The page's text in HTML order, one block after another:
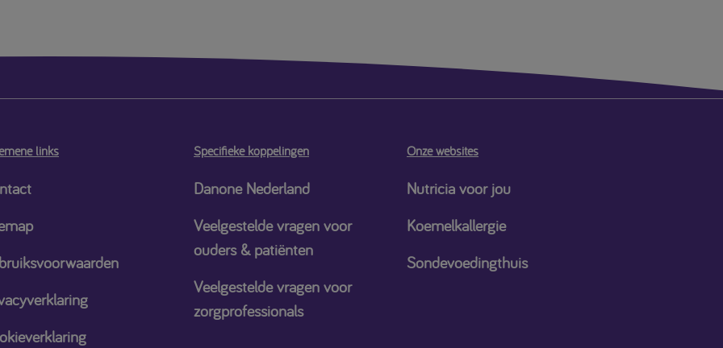
links Specifieke koppelingen
Danone Nederland
Veelgestelde vragen voor
ouders & patiënten
Veelgestelde vragen voor
zorgprofessionals
Onze websites
Nutricia voor jou
Koemelkallergie
Sondevoedingthuis